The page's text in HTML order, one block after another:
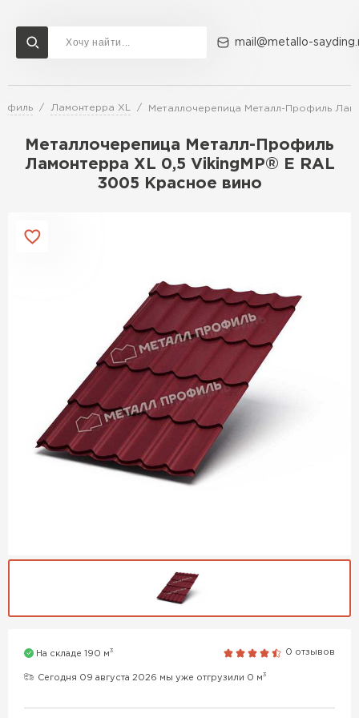
mail@metallo-
Ламонтерра XL Металлочерепица Металл-Профиль
Металлочерепица Металл-Профиль
Ламонтерра XL 0,5 VikingMP® E RAL
3005 Красное вино
На складе 190 м3 0 отзывов
Сегодня 09 августа 2026 мы уже отгрузили 0 м3
Доставка и оплата Акции О компании Контакты
Перейти в каталог